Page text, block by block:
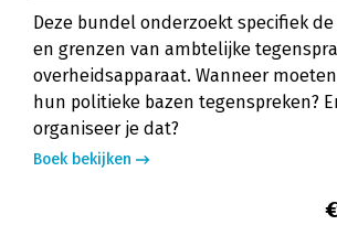
Deze bundel onderzoekt specifiek
en grenzen van ambtelijke
overheidsapparaat. Wanneer
hun politieke bazen tegenspreken?
organiseer je dat?
Boek bekijken